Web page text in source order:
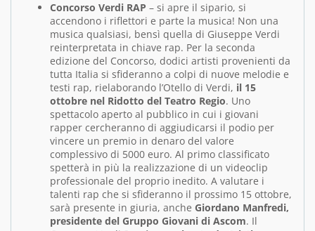
Concorso Verdi RAP – si apre il sipario, si
accendono i riflettori e parte la musica! Non una
musica qualsiasi, bensì quella di Giuseppe Verdi
reinterpretata in chiave rap. Per la seconda
edizione del Concorso, dodici artisti provenienti da
tutta Italia si sfideranno a colpi di nuove melodie e
testi rap, rielaborando l’Otello di Verdi, il 15
ottobre nel Ridotto del Teatro Regio. Uno
spettacolo aperto al pubblico in cui i giovani
rapper cercheranno di aggiudicarsi il podio per
vincere un premio in denaro del valore
complessivo di 5000 euro. Al primo classificato
spetterà in più la realizzazione di un videoclip
professionale del proprio inedito. A valutare i
talenti rap che si sfideranno il prossimo 15 ottobre,
sarà presente in giuria, anche Giordano Manfredi,
presidente del Gruppo Giovani di Ascom. Il